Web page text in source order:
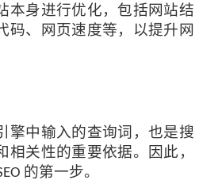
本身进行优化，包括网站结
码、网页速度等，以提升网
擎中输入的查询词，也是搜
相关性的重要依据。因此，
的第一步。